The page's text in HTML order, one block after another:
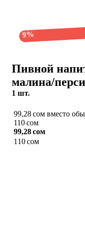
Пивной
малина/
1 шт.
9%
99,28 сом вместо
110 сом
99,28 сом
110 сом